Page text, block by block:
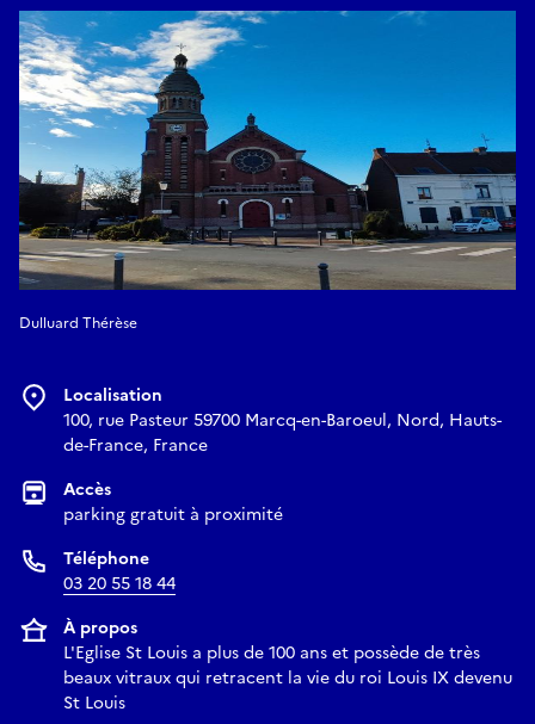
Dulluard Thérèse
Localisation
100, rue Pasteur 59700 Marcq-en-Baroeul, Nord, Hauts-
de-France, France
Accès
parking gratuit à proximité
Téléphone
03 20 55 18 44
À propos
L'Eglise St Louis a plus de 100 ans et possède de très
beaux vitraux qui retracent la vie du roi Louis IX devenu
St Louis